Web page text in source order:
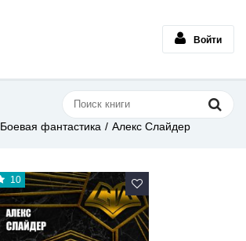
Войти
Боевая фантастика Алекс Слайдер
10